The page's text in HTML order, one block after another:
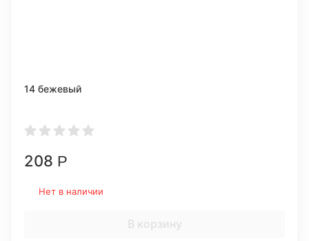
14 бежевый
208 Р
Нет в наличии
В корзину